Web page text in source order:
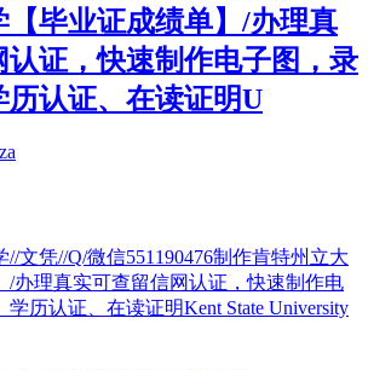
【毕业证成绩单】/办理真
认证，快速制作电子图，录
历认证、在读证明U